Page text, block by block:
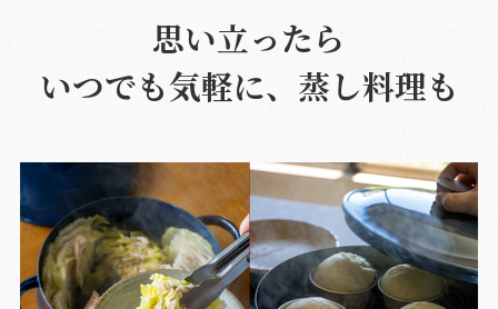
思い立ったら
いつでも気軽に、蒸し料理も